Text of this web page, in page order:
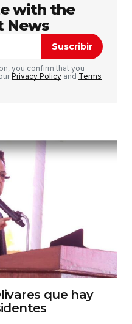
no será
están
electrónico y sitio
para la próxima vez que
with the
News
Suscribir
you confirm that you
Privacy Policy and Terms
que hay